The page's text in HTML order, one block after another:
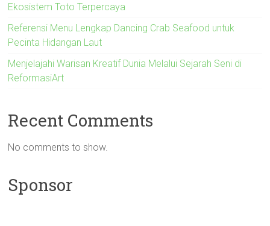
Ekosistem Toto Terpercaya
Referensi Menu Lengkap Dancing Crab Seafood untuk
Pecinta Hidangan Laut
Menjelajahi Warisan Kreatif Dunia Melalui Sejarah Seni di
ReformasiArt
Recent Comments
No comments to show.
Sponsor